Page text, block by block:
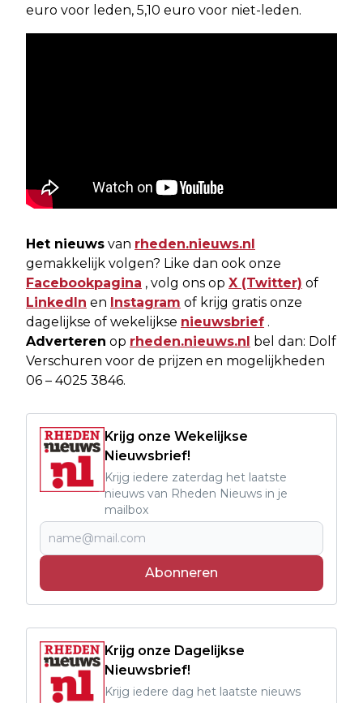
euro voor leden, 5,10 euro voor niet-leden.
Het nieuws van rheden.nieuws.nl
gemakkelijk volgen? Like dan ook onze
Facebookpagina , volg ons op X (Twitter) of
LinkedIn en Instagram of krijg gratis onze
dagelijkse of wekelijkse nieuwsbrief .
Adverteren op rheden.nieuws.nl bel dan: Dolf
Verschuren voor de prijzen en mogelijkheden
06 – 4025 3846.
Krijg onze Wekelijkse
Nieuwsbrief!
Krijg iedere zaterdag het laatste
nieuws van Rheden Nieuws in je
mailbox
Abonneren
Krijg onze Dagelijkse
Nieuwsbrief!
Krijg iedere dag het laatste nieuws